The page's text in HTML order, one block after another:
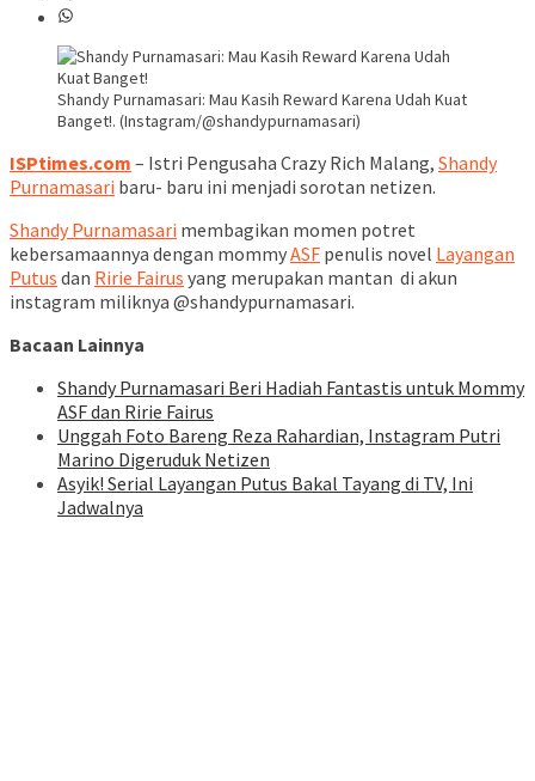
Shandy Purnamasari: Mau Kasih Reward Karena Udah Kuat
Banget!. (Instagram/@shandypurnamasari)
ISPtimes.com – Istri Pengusaha Crazy Rich Malang, Shandy
Purnamasari baru- baru ini menjadi sorotan netizen.
Shandy Purnamasari membagikan momen potret
kebersamaannya dengan mommyASF penulis novel Layangan
Putus dan Ririe Fairus yang merupakan mantan di akun
instagram miliknya @shandypurnamasari.
Bacaan Lainnya
Shandy Purnamasari Beri Hadiah Fantastis untuk Mommy
ASF dan Ririe Fairus
Unggah Foto Bareng Reza Rahardian, Instagram Putri
Marino Digeruduk Netizen
Asyik! Serial Layangan Putus Bakal Tayang di TV, Ini
Jadwalnya